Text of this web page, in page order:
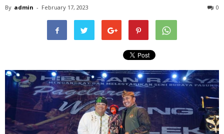
By admin - February 17, 2023 0